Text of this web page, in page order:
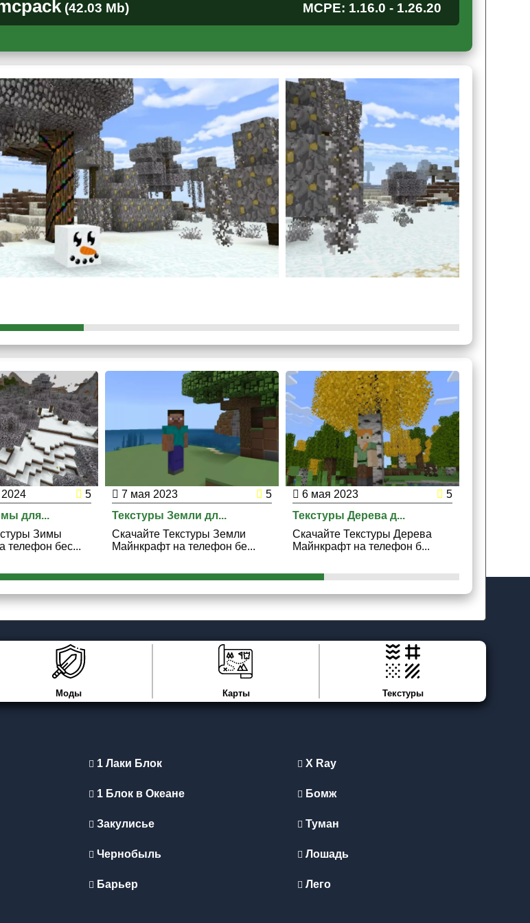
для Майнкрафт ПЕ превращают игровой мир песочницы в праздничную феерию, полную
музыки.
снегом ландшафтов,разнообразные украшения и нарядыдополняют картину
уникальному праздничному ресурспаку.
(42.03 Mb) MCPE: 1.16.0 - 1.26.20
5
для...
Зимы
телефон бес...
7 мая 2023
5
Текстуры Земли дл...
Скачайте Текстуры Земли
Майнкрафт на телефон бе...
6 мая 2023
5
Текстуры Дерева д...
Скачайте Текстуры Дерева
Майнкрафт на телефон б...
Моды Карты Текстуры
1 Лаки Блок
1 Блок в Океане
Закулисье
Чернобыль
Барьер
X Ray
Бомж
Туман
Лошадь
Лего